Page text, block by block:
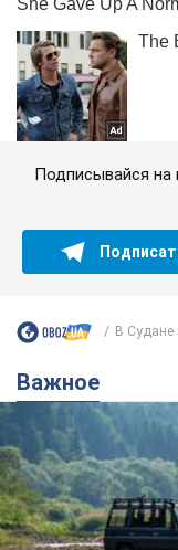
Подписывайся на
В Судане
Важное